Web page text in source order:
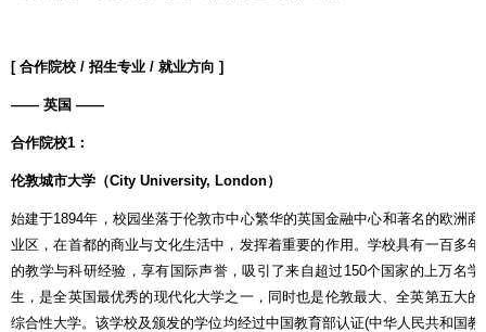
[ 合作院校 / 招生专业 / 就业方向 ]
—— 英国 ——
合作院校1 ：
伦敦城市大学（City University, London）
始建于1894年，校园坐落于伦敦市中心繁华的英国金融中心和著名的欧洲商
业区，在首都的商业与文化生活中，发挥着重要的作用。学校具有一百多年
的教学与科研经验，享有国际声誉，吸引了来自超过150个国家的上万名学
生，是全英国最优秀的现代化大学之一，同时也是伦敦最大、全英第五大的
综合性大学。该学校及颁发的学位均经过中国教育部认证(中华人民共和国教